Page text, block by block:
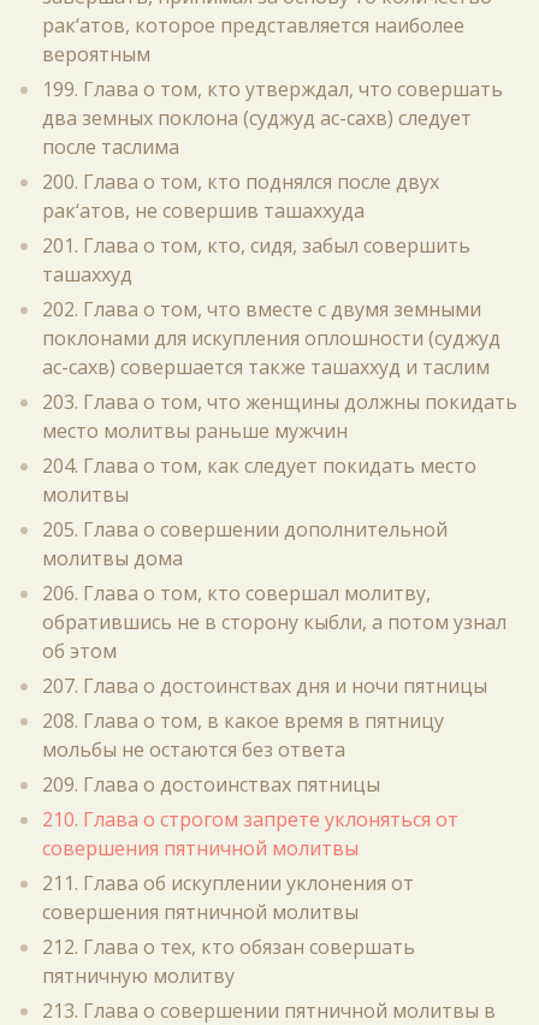
рак‘атов, которое представляется наиболее
вероятным
199. Глава о том, кто утверждал, что совершать
два земных поклона (суджуд ас-сахв) следует
после таслима
200. Глава о том, кто поднялся после двух
рак‘атов, не совершив ташаххуда
201. Глава о том, кто, сидя, забыл совершить
ташаххуд
202. Глава о том, что вместе с двумя земными
поклонами для искупления оплошности (суджуд
ас-сахв) совершается также ташаххуд и таслим
203. Глава о том, что женщины должны покидать
место молитвы раньше мужчин
204. Глава о том, как следует покидать место
молитвы
205. Глава о совершении дополнительной
молитвы дома
206. Глава о том, кто совершал молитву,
обратившись не в сторону кыбли, а потом узнал
об этом
207. Глава о достоинствах дня и ночи пятницы
208. Глава о том, в какое время в пятницу
мольбы не остаются без ответа
209. Глава о достоинствах пятницы
210. Глава о строгом запрете уклоняться от
совершения пятничной молитвы
211. Глава об искуплении уклонения от
совершения пятничной молитвы
212. Глава о тех, кто обязан совершать
пятничную молитву
213. Глава о совершении пятничной молитвы в